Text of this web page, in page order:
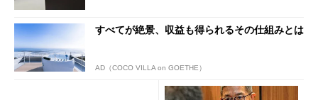
すべてが絶景、収益も得られるその仕組みとは
AD（COCO VILLA on GOETHE）